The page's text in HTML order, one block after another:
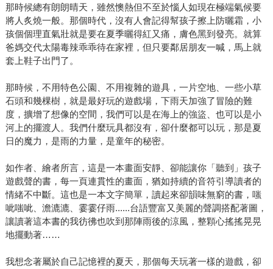
那時候總有朗朗晴天，雖然懊熱但不至於惱人如現在極端氣候要
將人炙燒一般。那個時代，沒有人會記得幫孩子擦上防曬霜，小
孩個個理直氣壯就是要在夏季曬得紅又痛，膚色黑到發亮。就算
爸媽交代太陽毒辣乖乖待在家裡，但只要鄰居朋友一喊，馬上就
套上鞋子出門了。
那時候，不用特色公園、不用複雜的遊具，一片空地、一些小草
石頭和幾棵樹，就是最好玩的遊戲場，下雨天加強了冒險的難
度，擴增了想像的空間，我們可以是在海上的強盜、也可以是小
河上的擺渡人。我們什麼玩具都沒有，卻什麼都可以玩，那是夏
日的魔力，是雨的力量，是童年的秘密。
如作者、繪者所言，這是一本畫面安靜、卻能讓你「聽到」孩子
遊戲聲的書，每一頁連貫性的畫面，猶如持續的音符引導讀者的
情緒不中斷。這也是一本文字簡單，讀起來卻韻味無窮的書，嗤
呲嗤呲、澹漉漉、霎霎仔雨......台語豐富又美麗的聲調搭配著圖，
讓讀著這本書的我彷彿也吹到那陣雨後的涼風，整顆心搖搖晃晃
地擺動著……
我想念著屬於自己記憶裡的夏天，那個每天玩著一樣的遊戲，卻